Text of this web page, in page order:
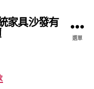
家具沙發有
選單